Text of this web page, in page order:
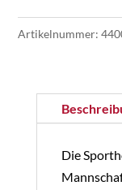
Manchester
Artikelnummer:
Die